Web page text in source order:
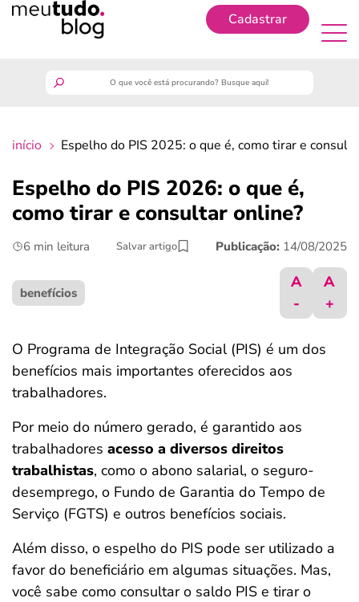
Cadastrar
finanças
benefícios
crédito fácil
ferramentas
início Espelho do PIS 2025: o que é, como tirar e
Espelho do PIS 2026: o que é,
como tirar e consultar online?
6 min leitura Salvar artigo Publicação: 14/08/2025
benefícios
A
-
A
+
O Programa de Integração Social (PIS) é um dos
benefícios mais importantes oferecidos aos
trabalhadores.
Por meio do número gerado, é garantido aos
trabalhadores acesso a diversos direitos
trabalhistas, como o abono salarial, o seguro-
desemprego, o Fundo de Garantia do Tempo de
Serviço (FGTS) e outros benefícios sociais.
Além disso, o espelho do PIS pode ser utilizado a
favor do beneficiário em algumas situações. Mas,
você sabe como consultar o saldo PIS e tirar o